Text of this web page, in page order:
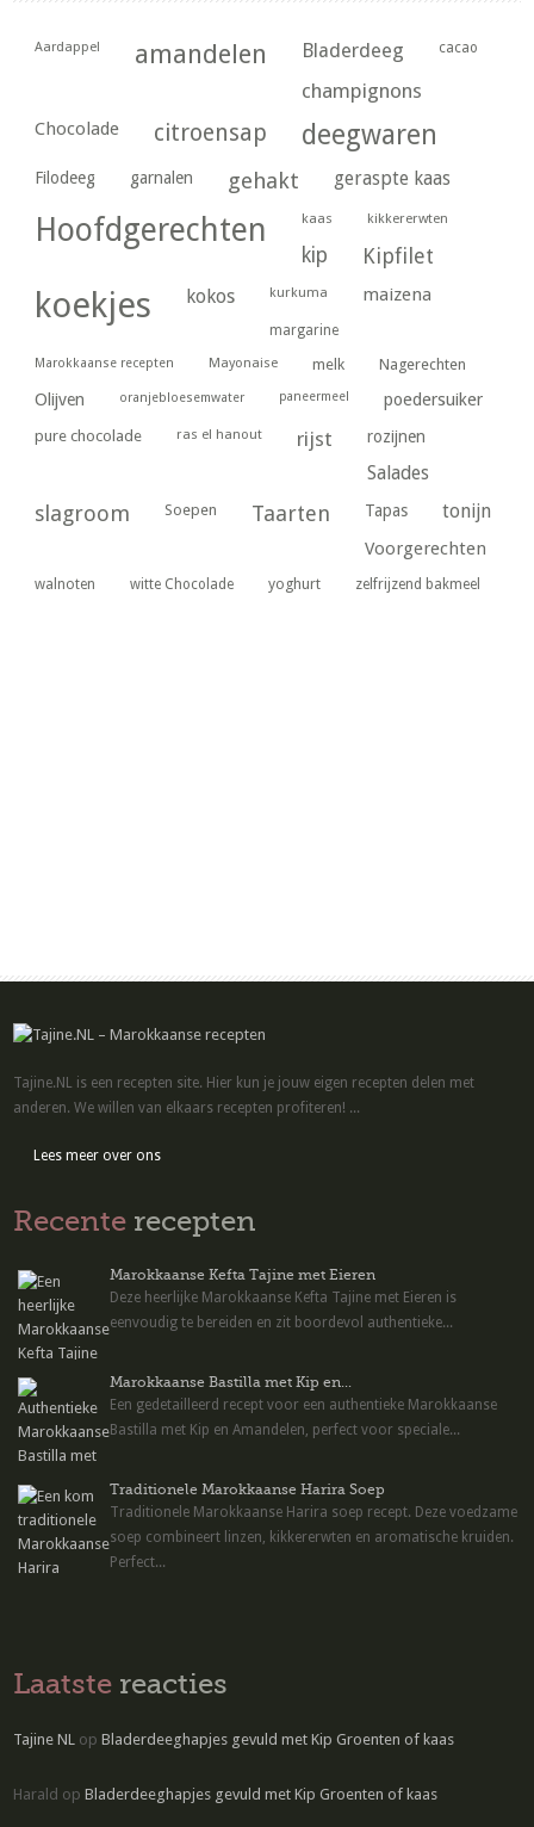
Aardappel amandelen Bladerdeeg cacao
champignons
Chocolade citroensap deegwaren
Filodeeg garnalen gehakt geraspte kaas
Hoofdgerechten kaas kikkererwten
kip Kipfilet
koekjes kokos kurkuma maizena
margarine
Marokkaanse recepten Mayonaise melk Nagerechten
Olijven oranjebloesemwater paneermeel poedersuiker
pure chocolade ras el hanout rijst rozijnen
Salades
slagroom Soepen Taarten Tapas tonijn
Voorgerechten
walnoten witte Chocolade yoghurt zelfrijzend bakmeel
Tajine.NL is een recepten site. Hier kun je jouw eigen recepten delen met
anderen. We willen van elkaars recepten profiteren! ...
Lees meer over ons
Recente recepten
Marokkaanse Kefta Tajine met Eieren
Deze heerlijke Marokkaanse Kefta Tajine met Eieren is
eenvoudig te bereiden en zit boordevol authentieke...
Marokkaanse Bastilla met Kip en...
Een gedetailleerd recept voor een authentieke Marokkaanse
Bastilla met Kip en Amandelen, perfect voor speciale...
Traditionele Marokkaanse Harira Soep
Traditionele Marokkaanse Harira soep recept. Deze voedzame
soep combineert linzen, kikkererwten en aromatische kruiden.
Perfect...
Laatste reacties
Tajine NL opBladerdeeghapjes gevuld met Kip Groenten of kaas
Harald opBladerdeeghapjes gevuld met Kip Groenten of kaas